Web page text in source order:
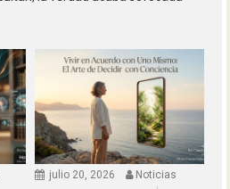
julio 20, 2026
Noticias